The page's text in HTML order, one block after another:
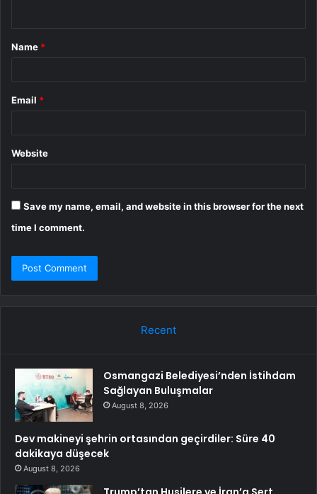
*
Name *
Email *
Website
Save my name, email, and website in this browser for the next
time I comment.
Recent
Osmangazi Belediyesi’nden İstihdam
Sağlayan Buluşmalar
August 8, 2026
Dev makineyi şehrin ortasından geçirdiler: Süre 40
dakikaya düşecek
August 8, 2026